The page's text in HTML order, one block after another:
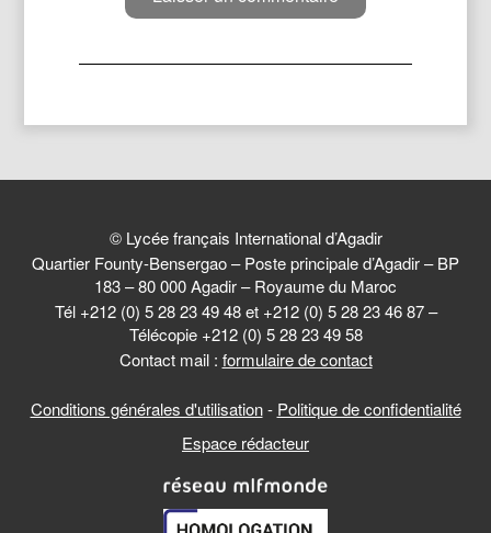
© Lycée français International d’Agadir
Quartier Founty-Bensergao – Poste principale d’Agadir – BP
183 – 80 000 Agadir – Royaume du Maroc
Tél +212 (0) 5 28 23 49 48 et +212 (0) 5 28 23 46 87 –
Télécopie +212 (0) 5 28 23 49 58
Contact mail : formulaire de contact
Conditions générales d'utilisation- Politique de confidentialité
Espace rédacteur